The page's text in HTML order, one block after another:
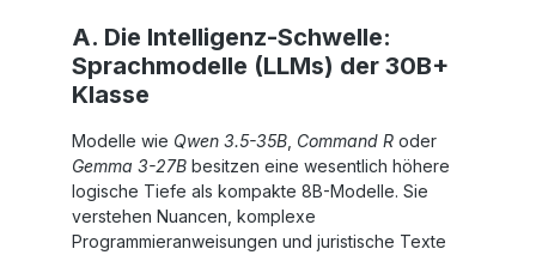
A. Die Intelligenz-Schwelle:
Sprachmodelle (LLMs) der 30B+
Klasse
Modelle wie Qwen 3.5-35B Command R oder
Gemma 3-27B besitzen eine wesentlich höhere
logische Tiefe als kompakte 8B-Modelle. Sie
verstehen Nuancen, komplexe
Programmieranweisungen und juristische Texte